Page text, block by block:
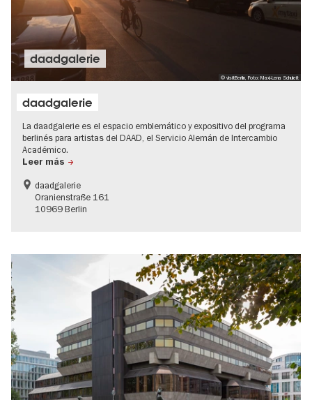
© visitBerlin, Foto: Maxi-Lena Schuleit
daadgalerie
daadgalerie
La daadgalerie es el espacio emblemático y expositivo del programa
berlinés para artistas del DAAD, el Servicio Alemán de Intercambio
Académico.
Leer más
daadgalerie
Oranienstraße 161
10969 Berlin